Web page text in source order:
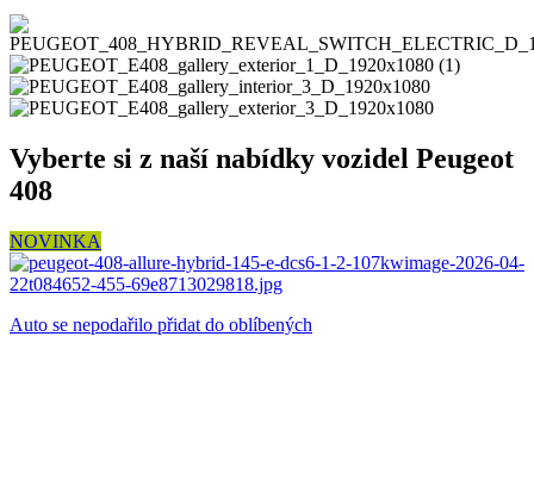
Vyberte si z naší nabídky vozidel Peugeot
408
NOVINKA
Auto se nepodařilo přidat do oblíbených